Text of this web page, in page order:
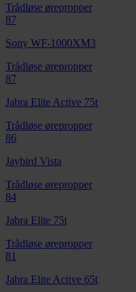
Trådløse ørepropper
87
Sony WF-1000XM3
Trådløse ørepropper
87
Jabra Elite Active 75t
Trådløse ørepropper
86
Jaybird Vista
Trådløse ørepropper
84
Jabra Elite 75t
Trådløse ørepropper
81
Jabra Elite Active 65t